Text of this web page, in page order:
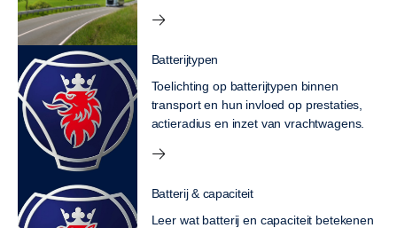
Batterijtypen
Toelichting op batterijtypen binnen
transport en hun invloed op prestaties,
actieradius en inzet van vrachtwagens.
Batterij & capaciteit
Leer wat batterij en capaciteit betekenen